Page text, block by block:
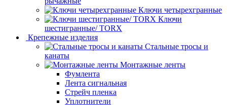
Ключи четырехгранные
Ключи
шестигранные/ TORX
Крепежные изделия
Стальные тросы и
канаты
Монтажные ленты
Фумлента
Лента сигнальная
Стрейч пленка
Уплотнители